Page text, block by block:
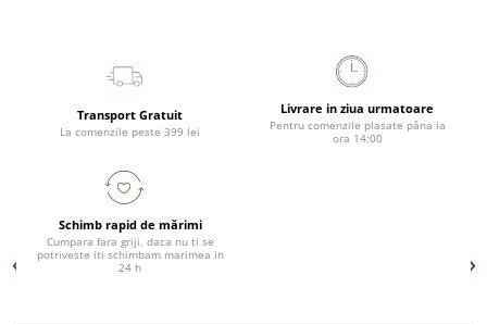
Transport Gratuit
La comenzile peste 399 lei
Livrare in ziua urmatoare
Pentru comenzile plasate pâna la
ora 14:00
Schimb rapid de mărimi
Cumpara fara griji, daca nu ti se
potriveste iti schimbam marimea in
24 h